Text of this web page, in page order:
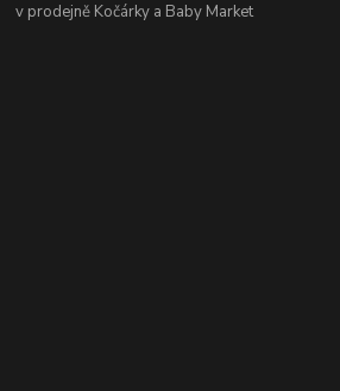
v prodejně Kočárky a Baby Market